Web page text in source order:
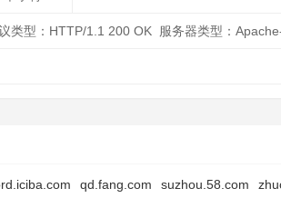
类型：HTTP/1.1 200 OK 服务器类型：
qd.fang.com suzhou.58.com